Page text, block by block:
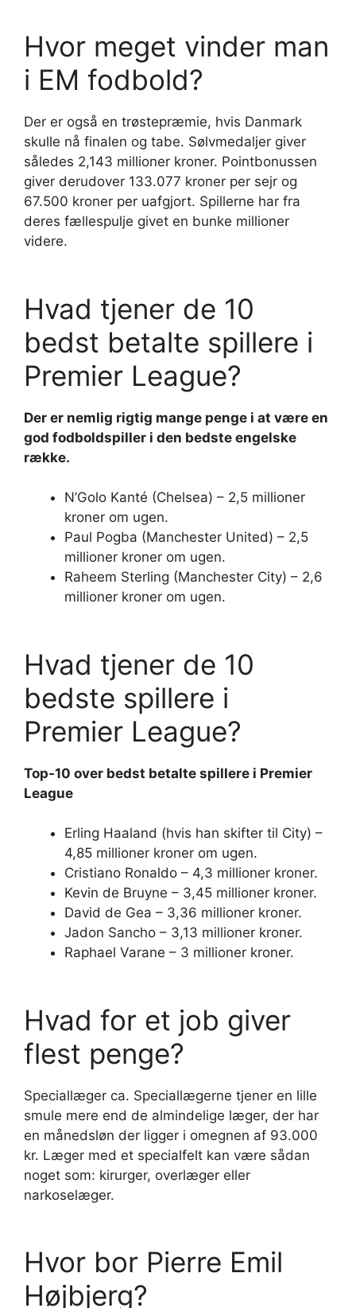
Hvor meget vinder man
i EM fodbold?
Der er også en trøstepræmie, hvis Danmark
skulle nå finalen og tabe. Sølvmedaljer giver
således 2,143 millioner kroner. Pointbonussen
giver derudover 133.077 kroner per sejr og
67.500 kroner per uafgjort. Spillerne har fra
deres fællespulje givet en bunke millioner
videre.
Hvad tjener de 10
bedst betalte spillere i
Premier League?
Der er nemlig rigtig mange penge i at være en
god fodboldspiller i den bedste engelske
række.
N’Golo Kanté (Chelsea) – 2,5 millioner
kroner om ugen.
Paul Pogba (Manchester United) – 2,5
millioner kroner om ugen.
Raheem Sterling (Manchester City) – 2,6
millioner kroner om ugen.
Hvad tjener de 10
bedste spillere i
Premier League?
Top-10 over bedst betalte spillere i Premier
League
Erling Haaland (hvis han skifter til City) –
4,85 millioner kroner om ugen.
Cristiano Ronaldo – 4,3 millioner kroner.
Kevin de Bruyne – 3,45 millioner kroner.
David de Gea – 3,36 millioner kroner.
Jadon Sancho – 3,13 millioner kroner.
Raphael Varane – 3 millioner kroner.
Hvad for et job giver
flest penge?
Speciallæger ca. Speciallægerne tjener en lille
smule mere end de almindelige læger, der har
en månedsløn der ligger i omegnen af 93.000
kr. Læger med et specialfelt kan være sådan
noget som: kirurger, overlæger eller
narkoselæger.
Hvor bor Pierre Emil
Højbjerg?